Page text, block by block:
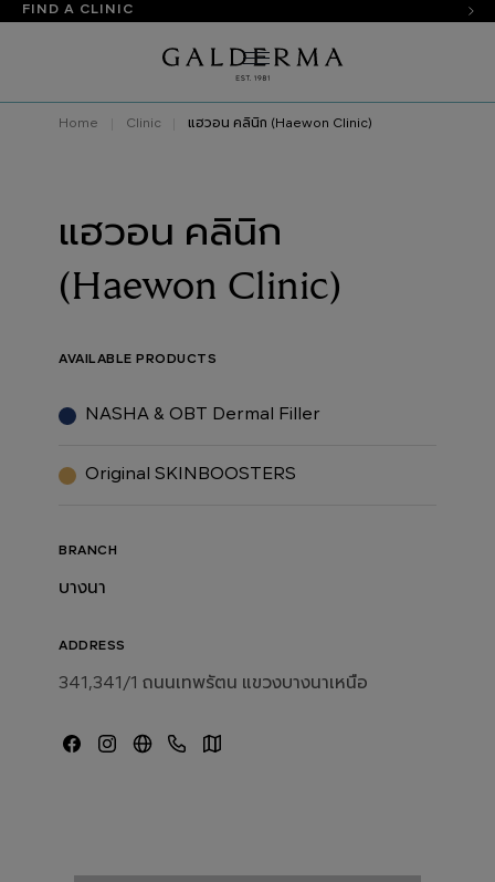
FIND A CLINIC
Home Clinic แฮวอน คลินิก (Haewon Clinic)
แฮวอน คลินิก
(Haewon Clinic)
AVAILABLE PRODUCTS
NASHA & OBT Dermal Filler
Original SKINBOOSTERS
BRANCH
บางนา
ADDRESS
341,341/1 ถนนเทพรัตน แขวงบางนาเหนือ